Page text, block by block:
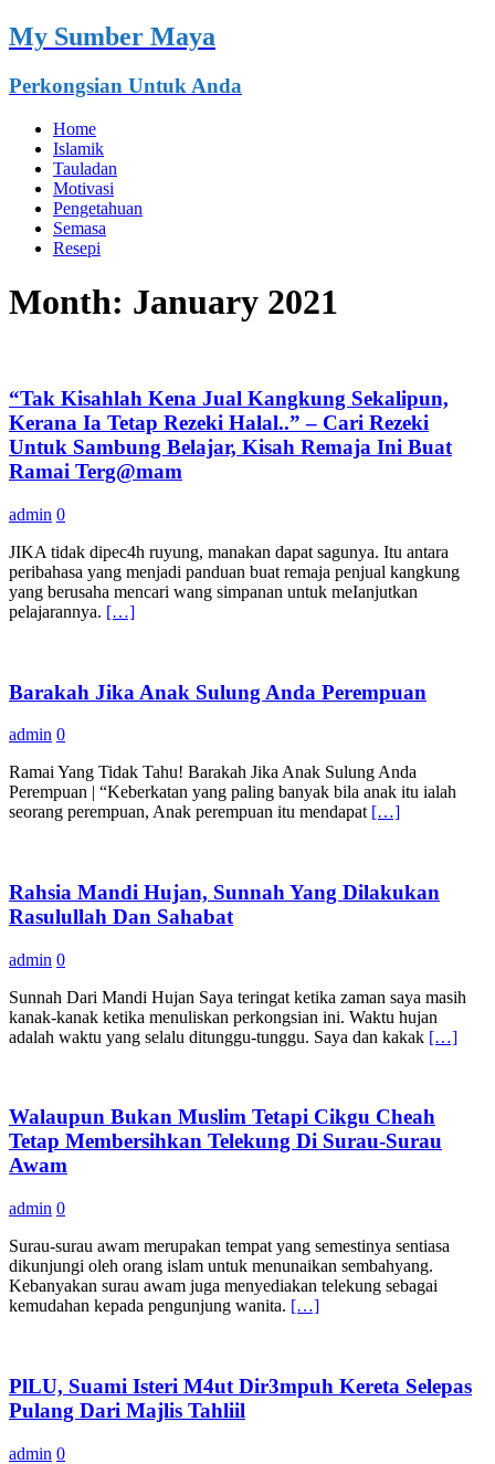
My Sumber Maya
Perkongsian Untuk Anda
Home
Islamik
Tauladan
Motivasi
Pengetahuan
Semasa
Resepi
Month: January 2021
“Tak Kisahlah Kena Jual Kangkung Sekalipun,
Kerana Ia Tetap Rezeki Halal..” – Cari Rezeki
Untuk Sambung Belajar, Kisah Remaja Ini Buat
Ramai Terg@mam
admin 0
JIKA tidak dipec4h ruyung, manakan dapat sagunya. Itu antara
peribahasa yang menjadi panduan buat remaja penjual kangkung
yang berusaha mencari wang simpanan untuk meIanjutkan
pelajarannya. […]
Barakah Jika Anak Sulung Anda Perempuan
admin 0
Ramai Yang Tidak Tahu! Barakah Jika Anak Sulung Anda
Perempuan | “Keberkatan yang paling banyak bila anak itu ialah
seorang perempuan, Anak perempuan itu mendapat […]
Rahsia Mandi Hujan, Sunnah Yang Dilakukan
Rasulullah Dan Sahabat
admin 0
Sunnah Dari Mandi Hujan Saya teringat ketika zaman saya masih
kanak-kanak ketika menuliskan perkongsian ini. Waktu hujan
adalah waktu yang selalu ditunggu-tunggu. Saya dan kakak […]
Walaupun Bukan Muslim Tetapi Cikgu Cheah
Tetap Membersihkan Telekung Di Surau-Surau
Awam
admin 0
Surau-surau awam merupakan tempat yang semestinya sentiasa
dikunjungi oleh orang islam untuk menunaikan sembahyang.
Kebanyakan surau awam juga menyediakan telekung sebagai
kemudahan kepada pengunjung wanita. […]
PlLU, Suami Isteri M4ut Dir3mpuh Kereta Selepas
Pulang Dari Majlis Tahliil
admin 0